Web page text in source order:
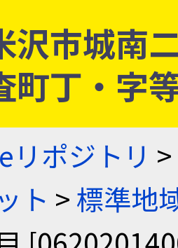
沢市城南
町丁・字
ポジトリ >
ト >標準地